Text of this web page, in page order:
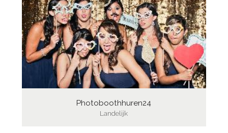
Photoboothhuren24
Landelijk